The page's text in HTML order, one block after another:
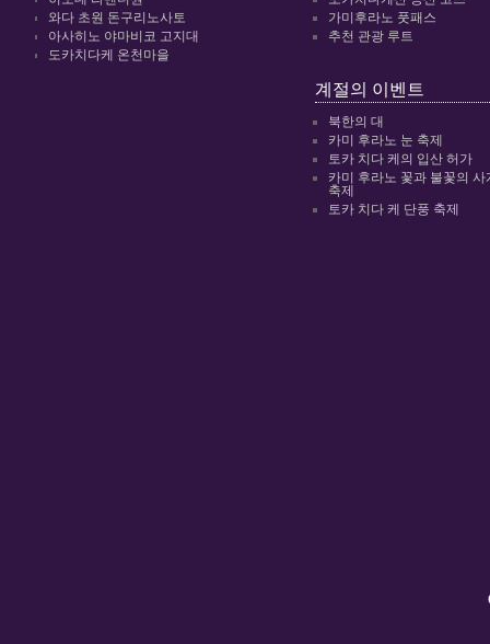
와다 초원 돈구리노사토
아사히노 야마비코 고지대
도카치다케 온천마을
가미후라노 풋패스
추천 관광 루트
계절의 이벤트
북한의 대
카미 후라노 눈 축제
토카 치다 케의 입산 허가
카미 후라노 꽃과 불꽃의 사
축제
토카 치다 케 단풍 축제